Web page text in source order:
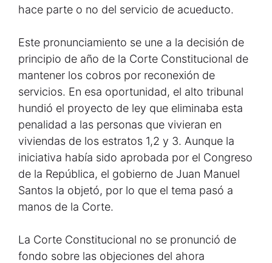
hace parte o no del servicio de acueducto.
Este pronunciamiento se une a la decisión de
principio de año de la Corte Constitucional de
mantener los cobros por reconexión de
servicios. En esa oportunidad, el alto tribunal
hundió el proyecto de ley que eliminaba esta
penalidad a las personas que vivieran en
viviendas de los estratos 1,2 y 3. Aunque la
iniciativa había sido aprobada por el Congreso
de la República, el gobierno de Juan Manuel
Santos la objetó, por lo que el tema pasó a
manos de la Corte.
La Corte Constitucional no se pronunció de
fondo sobre las objeciones del ahora